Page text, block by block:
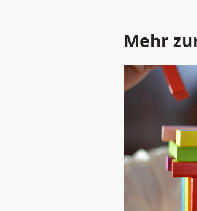
Mehr